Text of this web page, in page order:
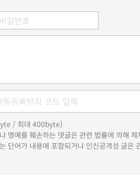
/ 최대 400byte)
명예를 훼손하는 댓글은 관련 법률에 의해
단어가 내용에 포함되거나 인신공격성 글은